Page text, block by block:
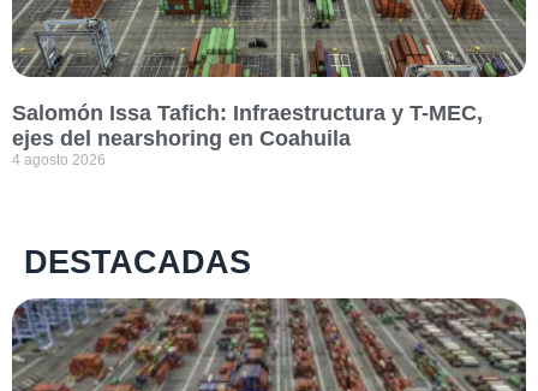
Salomón Issa Tafich: Infraestructura y T-MEC,
ejes del nearshoring en Coahuila
4 agosto 2026
DESTACADAS